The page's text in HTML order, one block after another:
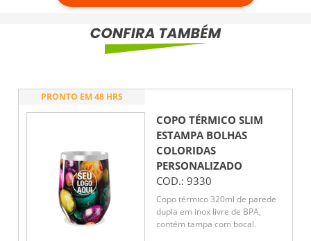
PRONTO EM 48 HRS
COPO TÉRMICO SLIM
ESTAMPA BOLHAS
COLORIDAS
PERSONALIZADO
COD.: 9330
Copo térmico 320ml de parede
dupla em inox livre de BPA,
contém tampa com bocal.